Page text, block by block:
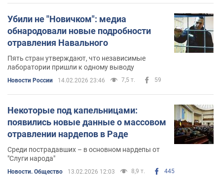
Убили не "Новичком": медиа
обнародовали новые подробности
отравления Навального
Пять стран утверждают, что независимые
лаборатории пришли к одному выводу
Новости России 14.02.2026 23:46 7,5 т. 59
Некоторые под капельницами:
появились новые данные о массовом
отравлении нардепов в Раде
Среди пострадавших – в основном нардепы от
"Слуги народа"
Новости. Общество 13.02.2026 12:03 8,9 т. 445